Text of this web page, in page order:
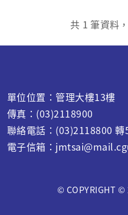
共 1 筆資料
單位位置：管理大樓13樓
傳真：(03)2118900
聯絡電話：(03)2118800 轉
電子信箱：
© COPYRIGHT ©